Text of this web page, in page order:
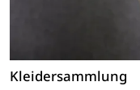
Kleidersammlung